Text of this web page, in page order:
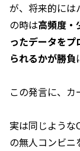
が、将来的には
の時は高頻度・
ったデータを
られるかが勝負
この発言に、カ
実は同じような
の無人コンビニ